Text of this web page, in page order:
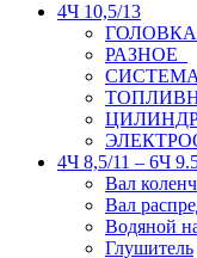
4Ч 10,5/13
РАЗНОЕ
4Ч 8,5/11 – 6Ч
Вал
Вал
Водяной
Глушитель